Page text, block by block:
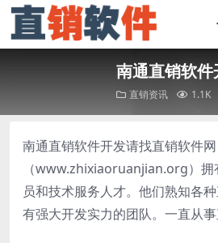
南通直销软件
直销资讯 1.1K
南通直销软件开发请找直销软件
（www.zhixiaoruanjian.org）拥
员和技术服务人才。他们熟知各
有强大开发实力的团队。一直从事